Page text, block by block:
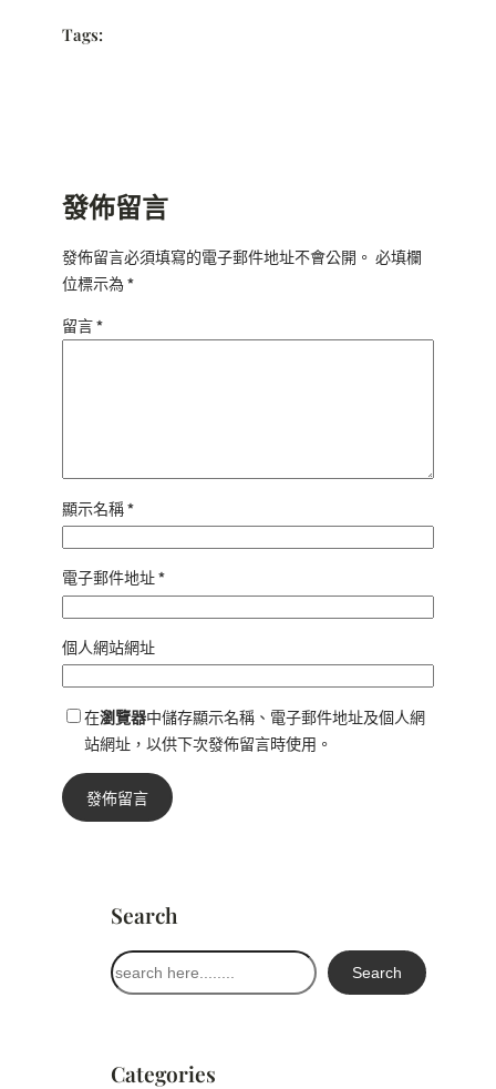
Tags:
發佈留言
發佈留言必須填寫的電子郵件地址不會公開。 必填欄
位標示為*
留言*
顯示名稱*
電子郵件地址*
個人網站網址
在瀏覽器中儲存顯示名稱、電子郵件地址及個人網
站網址，以供下次發佈留言時使用。
Search
搜
尋
Search
Categories